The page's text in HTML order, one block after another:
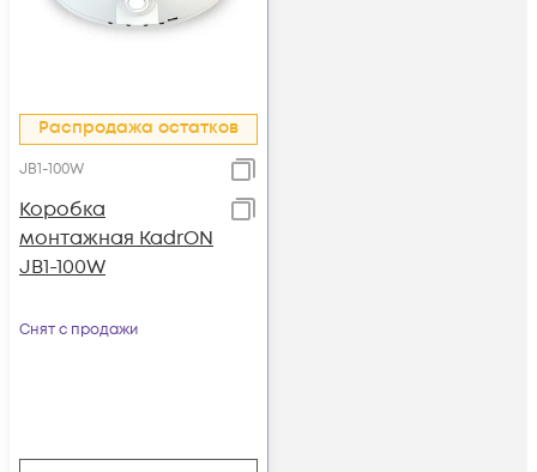
Распродажа остатков
JB1-100W
Коробка
монтажная KadrON
JB1-100W
Снят с продажи